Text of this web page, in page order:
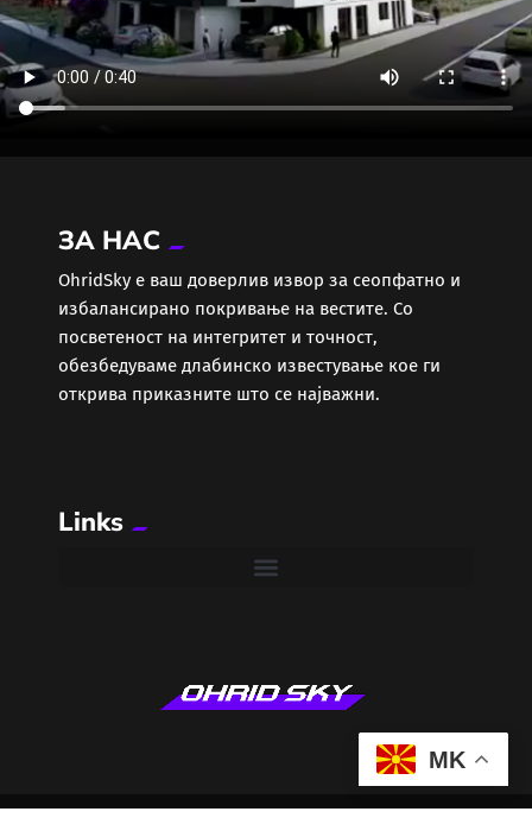
ЗА НАС
ОhridSky е ваш доверлив извор за сеопфатно и
избалансирано покривање на вестите. Со
посветеност на интегритет и точност,
обезбедуваме длабинско известување кое ги
открива приказните што се најважни.
Links
MK